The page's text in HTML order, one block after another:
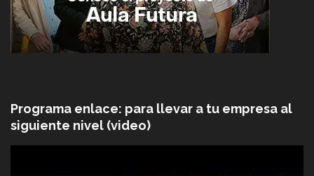
Programa enlace: para llevar a tu empresa al
siguiente nivel (video)